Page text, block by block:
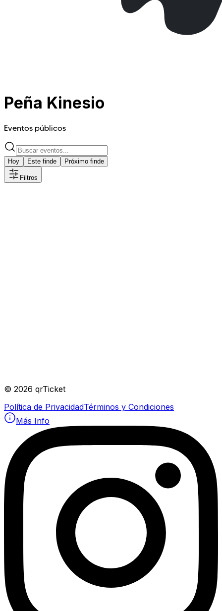
Peña Kinesio
Eventos públicos
Hoy Este finde Próximo finde
Filtros
© 2026 qrTicket
Política de PrivacidadTérminos y Condiciones
Más Info